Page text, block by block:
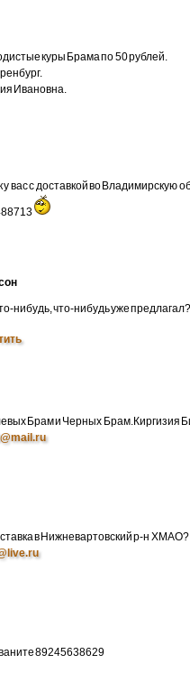
куры Брама по 50 рублей.
Ивановна.
у вас с доставкой во Владимирскую
нибудь, что-нибудь уже
Брам и Черных Брам.Киргизия
в Нижневартовский р-н ХМАО?
89245638629